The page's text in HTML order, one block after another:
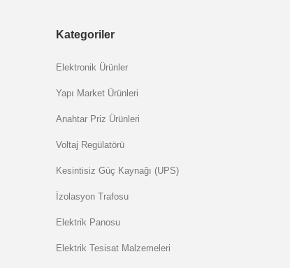
Kategoriler
Elektronik Ürünler
Yapı Market Ürünleri
Anahtar Priz Ürünleri
Voltaj Regülatörü
Kesintisiz Güç Kaynağı (UPS)
İzolasyon Trafosu
Elektrik Panosu
Elektrik Tesisat Malzemeleri